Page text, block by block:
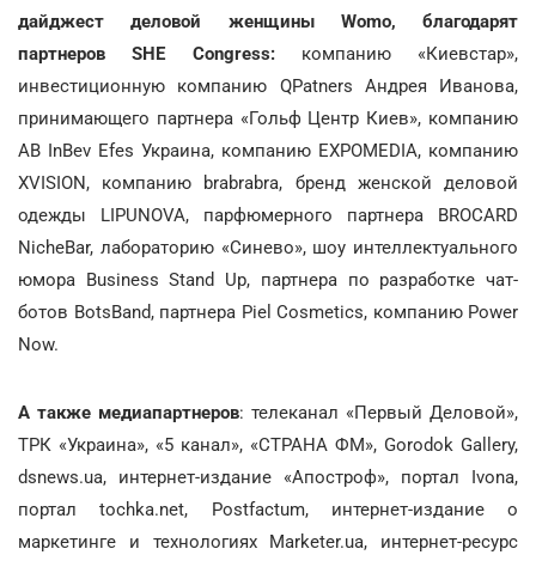
дайджест деловой женщины Womo, благодарят
партнеров SHE Congress:компанию «Киевстар»,
инвестиционную компанию QРatners Андрея Иванова,
принимающего партнера «Гольф Центр Киев», компанию
AB InBev Efes Украина, компанию EXPOMEDIA, компанию
XVISION, компанию brabrabra, бренд женской деловой
одежды LIPUNOVA, парфюмерного партнера BROCARD
NicheBar, лабораторию «Синево», шоу интеллектуального
юмора Business Stand Up, партнера по разработке чат-
ботов BotsBand, партнера Piel Cosmetics, компанию Power
Now.
А также медиапартнеров: телеканал «Первый Деловой»,
ТРК «Украина», «5 канал», «СТРАНА ФМ», Gorodok Gallery,
dsnews.ua, интернет-издание «Апостроф», портал Ivona,
портал tochka.net, Postfactum, интернет-издание о
маркетинге и технологиях Marketer.ua, интернет-ресурс